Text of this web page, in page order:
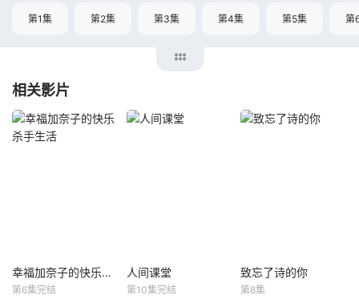
第1集 第2集 第3集 第4集 第5集 第
相关影片
幸福加奈子的快乐杀手生活 幸福加奈子的快乐杀手生活
第6集完结
人间课堂
人间课堂
第10集完结
致忘了诗的你
致忘了诗的你
第8集